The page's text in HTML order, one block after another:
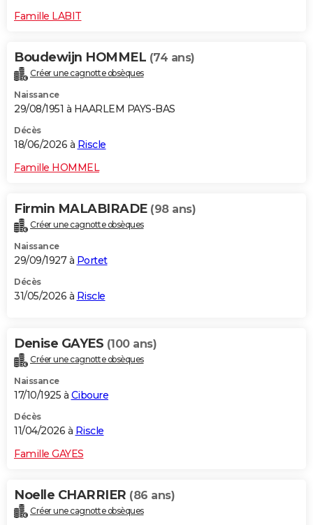
Carte de Noël
Carte Bonne année
Carte Saint-Valentin
Carte Pâques
Carte d'anniversaire
DICTIONNAIRE
Dictionnaire
Biographies
Citations
Expressions
Proverbes
PROGRAMME TV
S'inscrire
Se connecter
Lycées
Collèges
Primaires
Universités
Entreprises
Service militaire
Avis de recherche
AVIS DE DÉCÈS
FORUM
Bricolage
Lifestyle
Culture
Sport
Auto
Television
Voyage
Cinema
Famille LABIT
Boudewijn HOMMEL (74 ans)
Créer une cagnotte obsèques
Naissance
29/08/1951 à HAARLEM PAYS-BAS
Décès
18/06/2026 à Riscle
Famille HOMMEL
Firmin MALABIRADE (98 ans)
Créer une cagnotte obsèques
Naissance
29/09/1927 à Portet
Décès
31/05/2026 à Riscle
Denise GAYES (100 ans)
Créer une cagnotte obsèques
Naissance
17/10/1925 à Ciboure
Décès
11/04/2026 à Riscle
Famille GAYES
Noelle CHARRIER (86 ans)
Créer une cagnotte obsèques